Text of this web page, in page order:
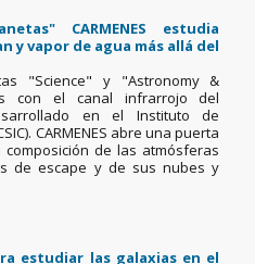
CARMENES estudia
y vapor de agua más allá del
"Science" y "Astronomy &
con el canal infrarrojo del
en el Instituto de
CARMENES abre una puerta
de las atmósferas
de escape y de sus nubes y
estudiar las galaxias en el